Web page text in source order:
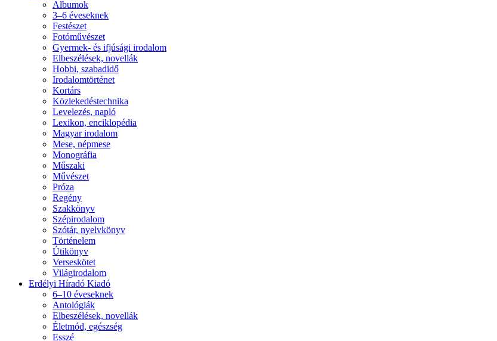
Albumok
3–6 éveseknek
Festészet
Fotóművészet
Gyermek- és ifjúsági irodalom
Elbeszélések, novellák
Hobbi, szabadidő
Irodalomtörténet
Kortárs
Közlekedéstechnika
Levelezés, napló
Lexikon, enciklopédia
Magyar irodalom
Mese, népmese
Monográfia
Műszaki
Művészet
Próza
Regény
Szakkönyv
Szépirodalom
Szótár, nyelvkönyv
Történelem
Útikönyv
Verseskötet
Világirodalom
Erdélyi Híradó Kiadó
6–10 éveseknek
Antológiák
Elbeszélések, novellák
Életmód, egészség
Esszé